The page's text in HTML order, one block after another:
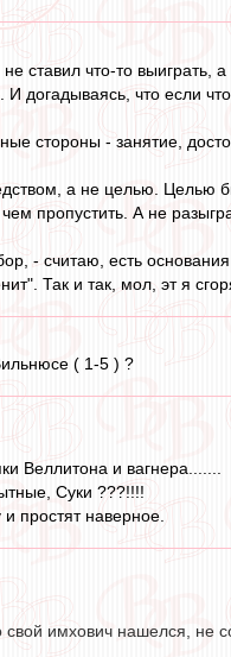
ставил что-то выиграть, а
что если
стороны - занятие,
а не целью. Целью
пропустить. А не
- считаю, есть
Так и так, мол, эт я
( 1-5 ) ?
Веллитона и вагнера.......
Суки ???!!!!
простят наверное.
свой имхович нашелся, не